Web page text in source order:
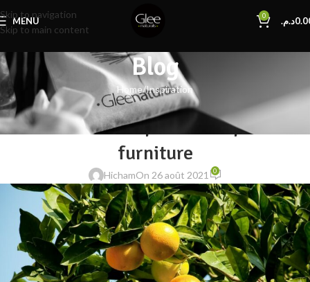
Skip to navigation
Skip to main content
MENU 0 د.م.
Blog
Home Inspiration
INSPIRATION
Minimalist Japanese-inspired
furniture
HichamOn 26 août 2021 0